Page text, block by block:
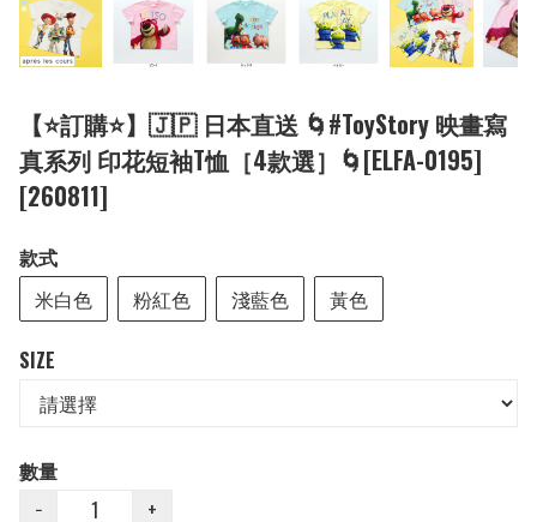
【⭐訂購⭐】🇯🇵 日本直送 🌀#ToyStory 映畫寫
真系列 印花短袖T恤［4款選］🌀[ELFA-0195]
[260811]
款式
米白色
粉紅色 淺藍色 黃色
SIZE
數量
−
+